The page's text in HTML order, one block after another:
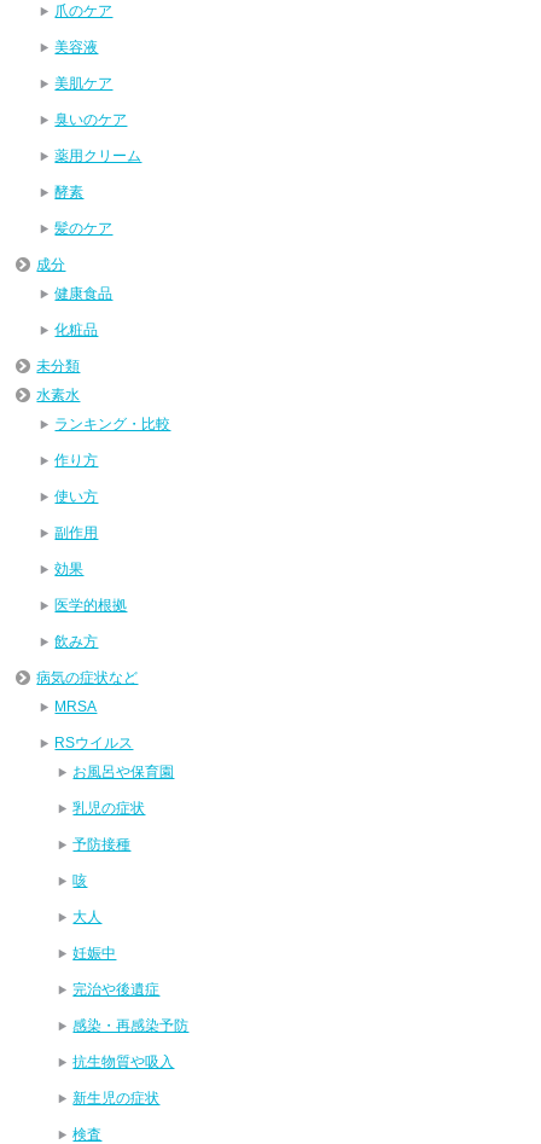
爪のケア
美容液
美肌ケア
臭いのケア
薬用クリーム
酵素
髪のケア
成分
健康食品
化粧品
未分類
水素水
ランキング・比較
作り方
使い方
副作用
効果
医学的根拠
飲み方
病気の症状など
MRSA
RSウイルス
お風呂や保育園
乳児の症状
予防接種
咳
大人
妊娠中
完治や後遺症
感染・再感染予防
抗生物質や吸入
新生児の症状
検査